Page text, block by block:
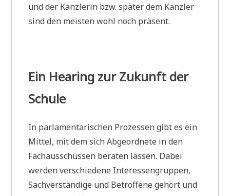
und der Kanzlerin bzw. später dem Kanzler
sind den meisten wohl noch präsent.
Ein Hearing zur Zukunft der
Schule
In parlamentarischen Prozessen gibt es ein
Mittel, mit dem sich Abgeordnete in den
Fachausschüssen beraten lassen. Dabei
werden verschiedene Interessengruppen,
Sachverständige und Betroffene gehört und